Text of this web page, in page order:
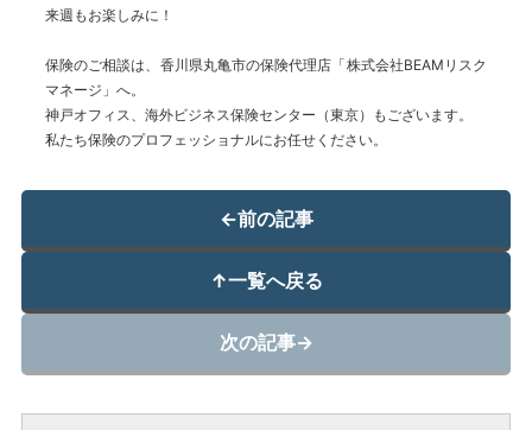
来週もお楽しみに！
保険のご相談は、香川県丸亀市の保険代理店「株式会社BEAMリスク
マネージ」へ。
神戸オフィス、海外ビジネス保険センター（東京）もございます。
私たち保険のプロフェッショナルにお任せください。
←前の記事
↑一覧へ戻る
次の記事→